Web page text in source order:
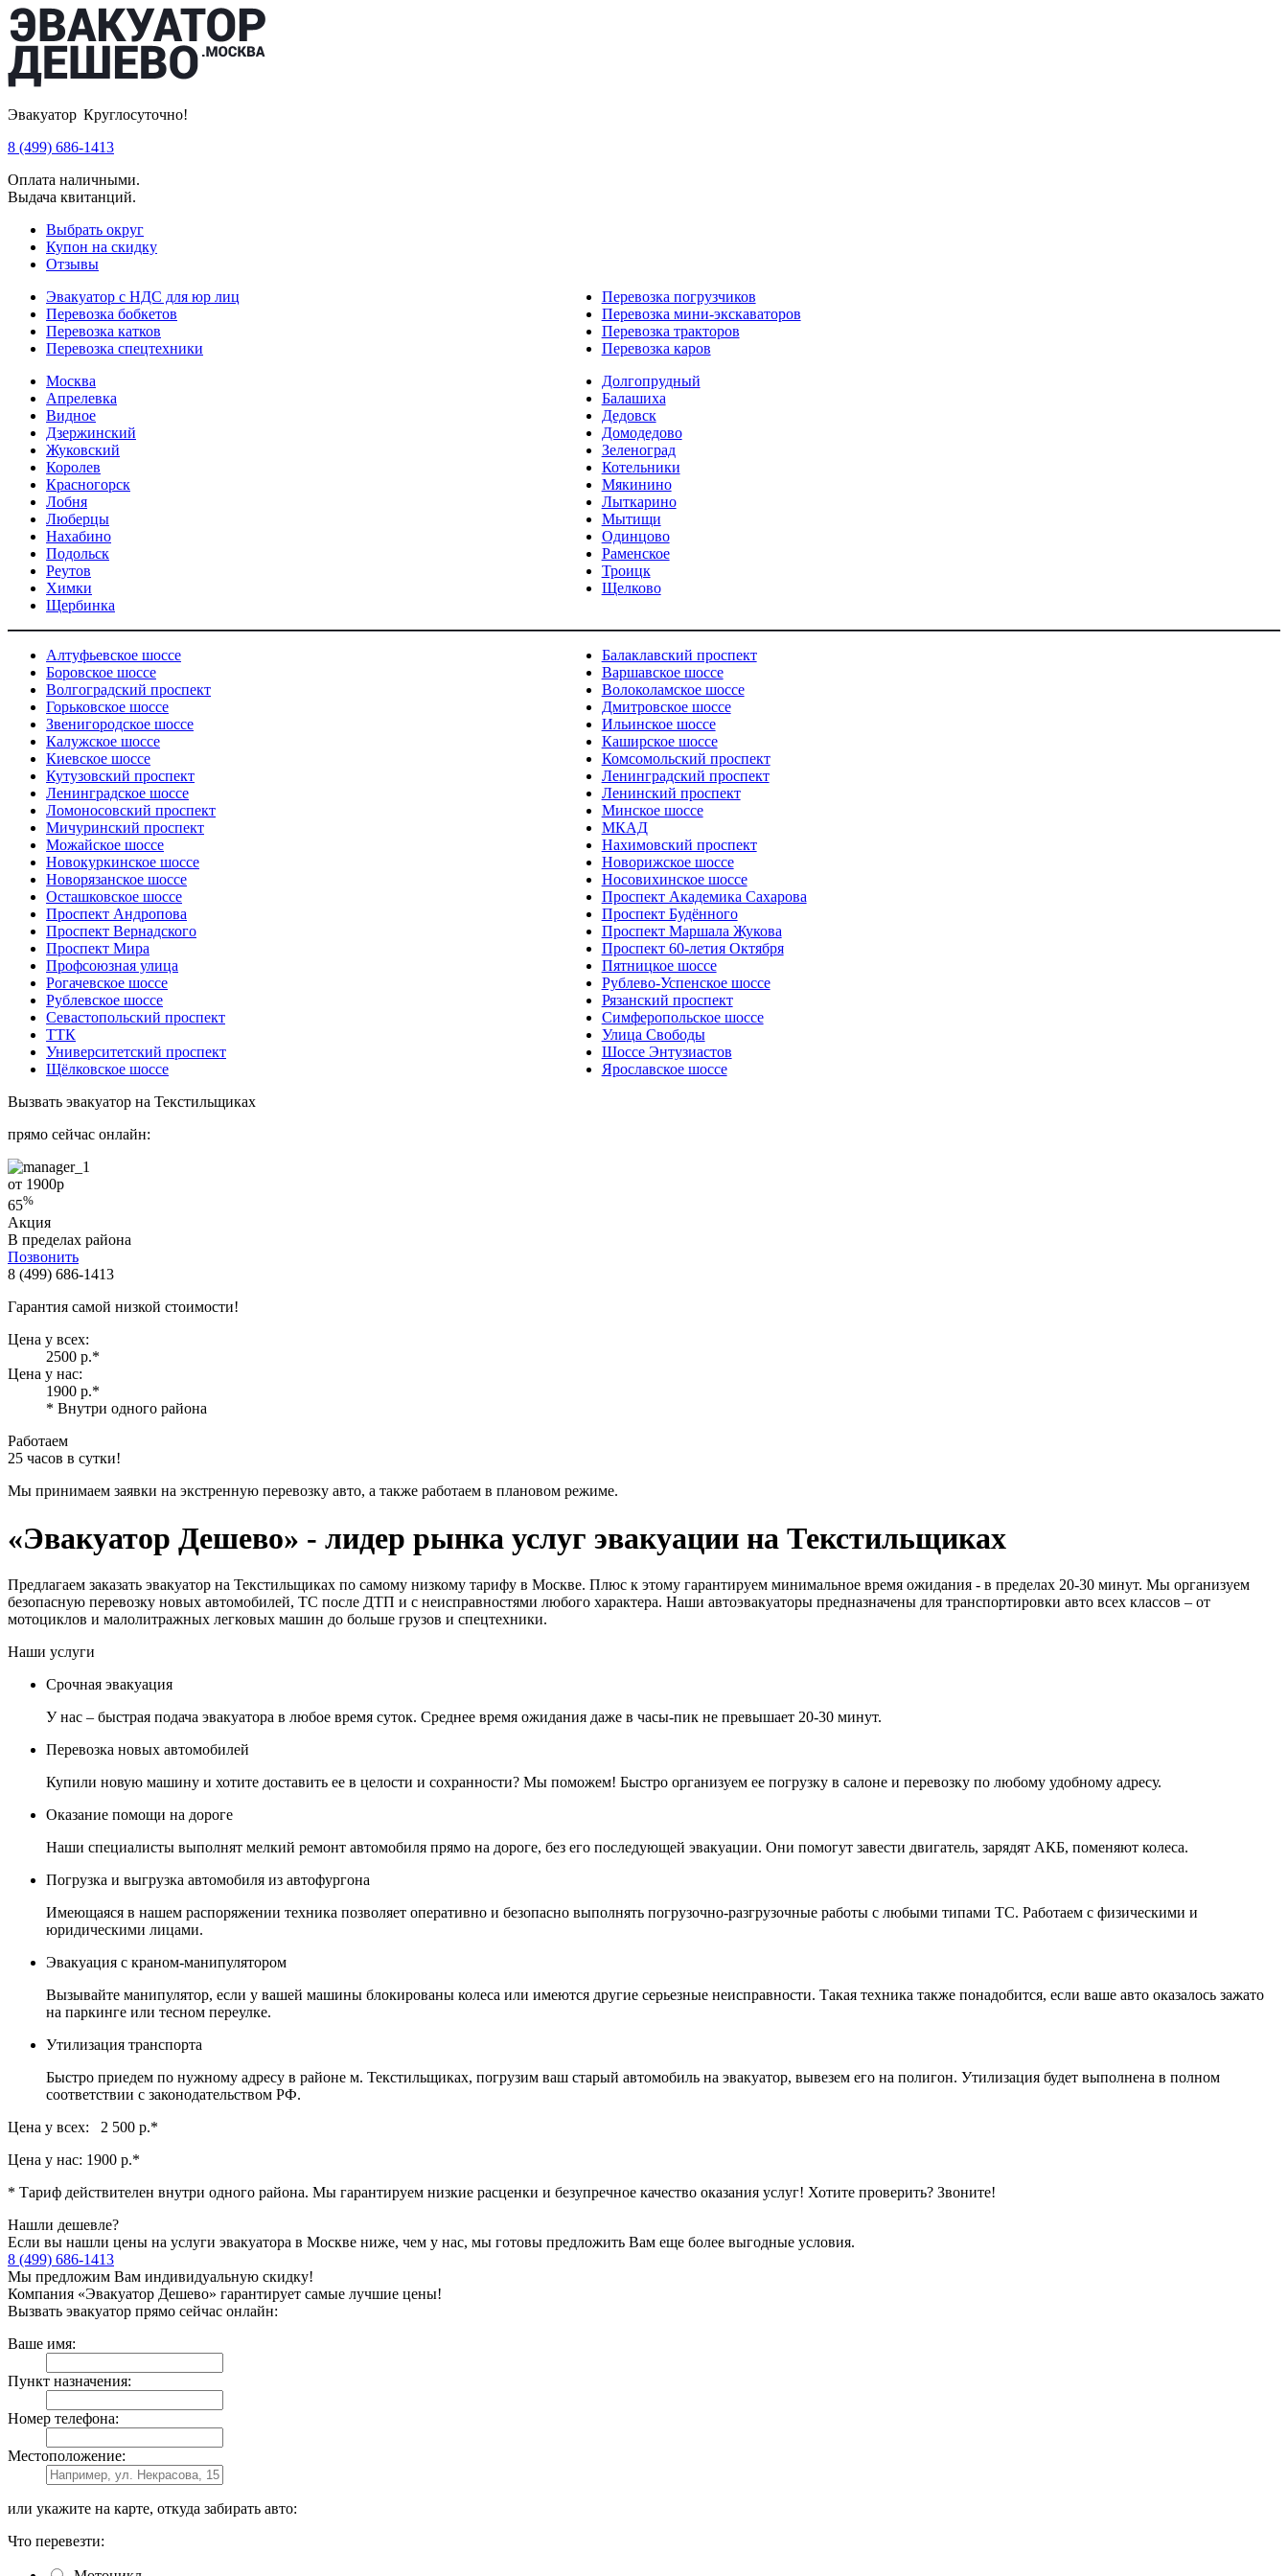
Эвакуатор Круглосуточно!
8 (499) 686-1413
Оплата наличными.
Выдача квитанций.
Выбрать округ
Купон на скидку
Отзывы
Эвакуатор с НДС для юр лиц
Перевозка погрузчиков
Перевозка бобкетов
Перевозка мини-экскаваторов
Перевозка катков
Перевозка тракторов
Перевозка спецтехники
Перевозка каров
Москва
Долгопрудный
Апрелевка
Балашиха
Видное
Дедовск
Дзержинский
Домодедово
Жуковский
Зеленоград
Королев
Котельники
Красногорск
Мякинино
Лобня
Лыткарино
Люберцы
Мытищи
Нахабино
Одинцово
Подольск
Раменское
Реутов
Троицк
Химки
Щелково
Щербинка
Алтуфьевское шоссе
Балаклавский проспект
Боровское шоссе
Варшавское шоссе
Волгоградский проспект
Волоколамское шоссе
Горьковское шоссе
Дмитровское шоссе
Звенигородское шоссе
Ильинское шоссе
Калужское шоссе
Каширское шоссе
Киевское шоссе
Комсомольский проспект
Кутузовский проспект
Ленинградский проспект
Ленинградское шоссе
Ленинский проспект
Ломоносовский проспект
Минское шоссе
Мичуринский проспект
МКАД
Можайское шоссе
Нахимовский проспект
Новокуркинское шоссе
Новорижское шоссе
Новорязанское шоссе
Носовихинское шоссе
Осташковское шоссе
Проспект Академика Сахарова
Проспект Андропова
Проспект Будённого
Проспект Вернадского
Проспект Маршала Жукова
Проспект Мира
Проспект 60-летия Октября
Профсоюзная улица
Пятницкое шоссе
Рогачевское шоссе
Рублево-Успенское шоссе
Рублевское шоссе
Рязанский проспект
Севастопольский проспект
Симферопольское шоссе
ТТК
Улица Свободы
Университетский проспект
Шоссе Энтузиастов
Щёлковское шоссе
Ярославское шоссе
Вызвать эвакуатор на Текстильщиках
прямо сейчас онлайн:
от 1900р
65%
Акция
В пределах района
Позвонить
8 (499) 686-1413
Гарантия самой низкой стоимости!
Цена у всех:
2500 р.*
Цена у нас:
1900 р.*
* Внутри одного района
Работаем
25 часов в сутки!
Мы принимаем заявки на экстренную перевозку авто, а также работаем в плановом режиме.
«Эвакуатор Дешево» - лидер рынка услуг эвакуации на Текстильщиках
Предлагаем заказать эвакуатор на Текстильщиках по самому низкому тарифу в Москве. Плюс к этому гарантируем минимальное время ожидания - в пределах 20-30 минут. Мы организуем
безопасную перевозку новых автомобилей, ТС после ДТП и с неисправностями любого характера. Наши автоэвакуаторы предназначены для транспортировки авто всех классов – от
мотоциклов и малолитражных легковых машин до больше грузов и спецтехники.
Наши услуги
Срочная эвакуация
У нас – быстрая подача эвакуатора в любое время суток. Среднее время ожидания даже в часы-пик не превышает 20-30 минут.
Перевозка новых автомобилей
Купили новую машину и хотите доставить ее в целости и сохранности? Мы поможем! Быстро организуем ее погрузку в салоне и перевозку по любому удобному адресу.
Оказание помощи на дороге
Наши специалисты выполнят мелкий ремонт автомобиля прямо на дороге, без его последующей эвакуации. Они помогут завести двигатель, зарядят АКБ, поменяют колеса.
Погрузка и выгрузка автомобиля из автофургона
Имеющаяся в нашем распоряжении техника позволяет оперативно и безопасно выполнять погрузочно-разгрузочные работы с любыми типами ТС. Работаем с физическими и
юридическими лицами.
Эвакуация с краном-манипулятором
Вызывайте манипулятор, если у вашей машины блокированы колеса или имеются другие серьезные неисправности. Такая техника также понадобится, если ваше авто оказалось зажато
на паркинге или тесном переулке.
Утилизация транспорта
Быстро приедем по нужному адресу в районе м. Текстильщиках, погрузим ваш старый автомобиль на эвакуатор, вывезем его на полигон. Утилизация будет выполнена в полном
соответствии с законодательством РФ.
Цена у всех: 2 500 р.*
Цена у нас: 1900 р.*
* Тариф действителен внутри одного района. Мы гарантируем низкие расценки и безупречное качество оказания услуг! Хотите проверить? Звоните!
Нашли дешевле?
Если вы нашли цены на услуги эвакуатора в Москве ниже, чем у нас, мы готовы предложить Вам еще более выгодные условия.
8 (499) 686-1413
Мы предложим Вам индивидуальную скидку!
Компания «Эвакуатор Дешево» гарантирует самые лучшие цены!
Вызвать эвакуатор прямо сейчас онлайн:
Ваше имя:
Пункт назначения:
Номер телефона:
Местоположение:
или укажите на карте, откуда забирать авто:
Что перевезти: